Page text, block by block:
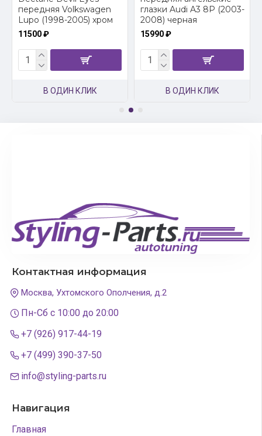
передняя Volkswagen
Lupo (1998-2005) хром
11500 ₽
В ОДИН КЛИК
глазки Audi A3 8P (2003-
2008) черная
15990 ₽
В ОДИН КЛИК
Контактная информация
Москва, Ухтомского Ополчения, д.2
Пн-Сб с 10:00 до 20:00
+7 (926) 917-44-19
+7 (499) 390-37-50
info@styling-parts.ru
Навигация
Главная